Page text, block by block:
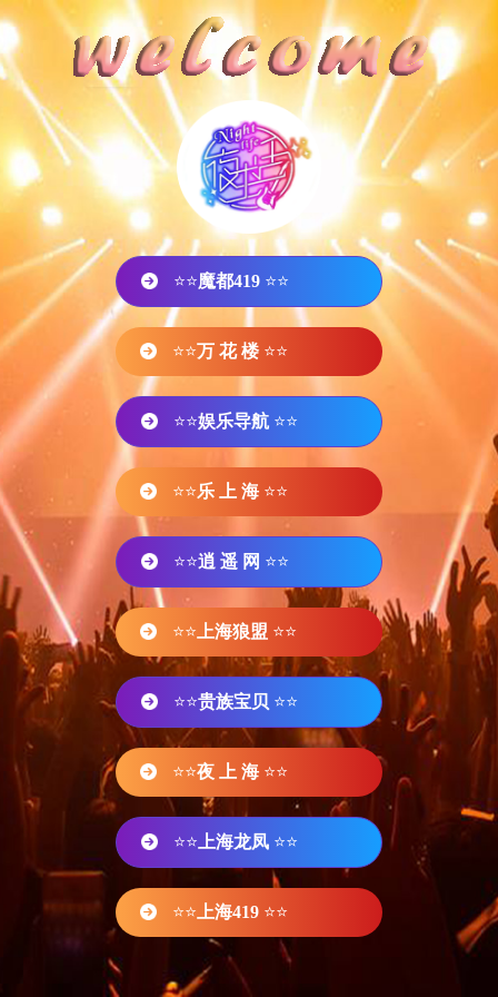
⭐⭐魔都419 ⭐⭐
⭐⭐万 花 楼 ⭐⭐
⭐⭐娱乐导航 ⭐⭐
⭐⭐乐 上 海 ⭐⭐
⭐⭐逍 遥 网 ⭐⭐
⭐⭐ 上海狼盟 ⭐⭐
⭐⭐贵族宝贝 ⭐⭐
⭐⭐夜 上 海 ⭐⭐
⭐⭐ 上海龙凤 ⭐⭐
⭐⭐ 上海419 ⭐⭐